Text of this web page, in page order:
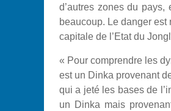
d’autres zones du
beaucoup. Le danger
capitale de l’Etat du
« Pour comprendre les
est un Dinka provenant
qui a jeté les bases de
un Dinka mais